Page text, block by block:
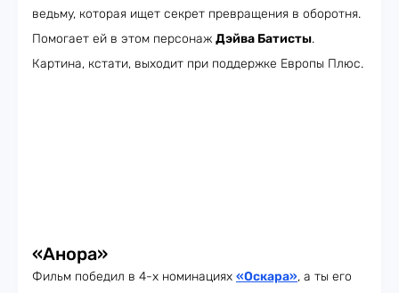
ведьму, которая ищет секрет превращения в оборотня.
Помогает ей в этом персонаж Дэйва Батисты.
Картина, кстати, выходит при поддержке Европы Плюс.
«Анора»
Фильм победил в 4-х номинациях «Оскара», а ты его